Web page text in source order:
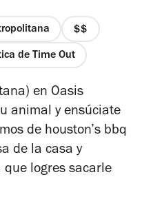
precio
de Time Out
en Oasis
animal y ensúciate
de houston’s bbq
de la casa y
logres sacarle